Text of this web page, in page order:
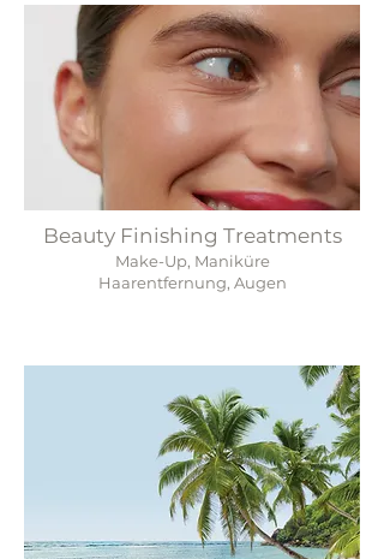
Beauty Finishing Treatments
Make-Up, Maniküre
Haarentfernung, Augen